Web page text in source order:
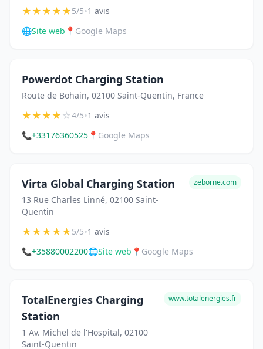
★★★★★5/5•1 avis
🌐Site web 📍 Google Maps
Powerdot Charging Station
Route de Bohain, 02100 Saint-Quentin, France
★★★★☆4/5•1 avis
📞+33176360525 📍 Google Maps
Virta Global Charging Station
13 Rue Charles Linné, 02100 Saint-
Quentin
zeborne.com
★★★★★5/5•1 avis
📞+35880002200🌐Site web 📍 Google Maps
TotalEnergies Charging
Station
1 Av. Michel de l'Hospital, 02100
Saint-Quentin
www.totalenergies.fr